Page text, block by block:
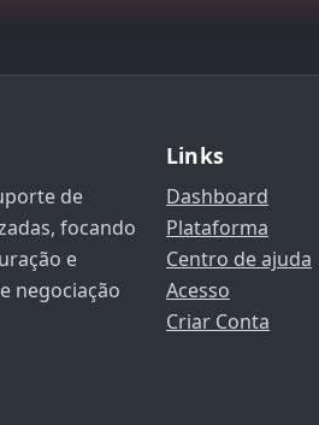
de
focando
e
negociação
Links
Dashboard
Plataforma
Centro de ajuda
Acesso
Criar Conta